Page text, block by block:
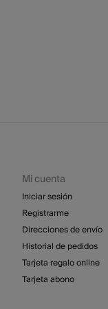
Mi cuenta
Iniciar sesión
Registrarme
Direcciones de envío
Historial de pedidos
Tarjeta regalo online
Tarjeta abono